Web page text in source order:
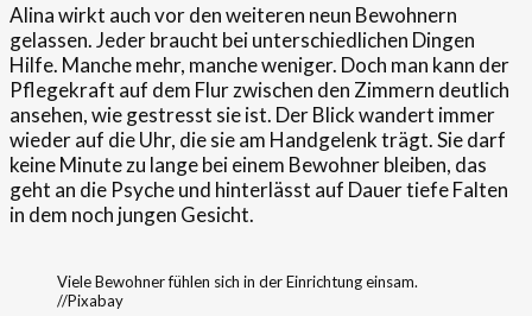
Alina wirkt auch vor den weiteren neun Bewohnern
gelassen. Jeder braucht bei unterschiedlichen Dingen
Hilfe. Manche mehr, manche weniger. Doch man kann der
Pflegekraft auf dem Flur zwischen den Zimmern deutlich
ansehen, wie gestresst sie ist. Der Blick wandert immer
wieder auf die Uhr, die sie am Handgelenk trägt. Sie darf
keine Minute zu lange bei einem Bewohner bleiben, das
geht an die Psyche und hinterlässt auf Dauer tiefe Falten
in dem noch jungen Gesicht.
Viele Bewohner fühlen sich in der Einrichtung einsam.
//Pixabay